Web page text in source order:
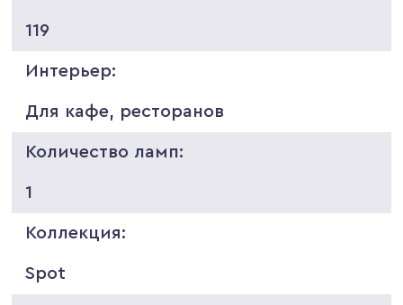
119
Интерьер:
Для кафе, ресторанов
Количество ламп:
1
Коллекция:
Spot